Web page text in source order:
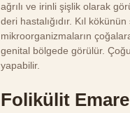
ağrılı ve irinli şişlik olarak
deri hastalığıdır. Kıl
mikroorganizmaların
genital bölgede görülür.
yapabilir.
Folikülit